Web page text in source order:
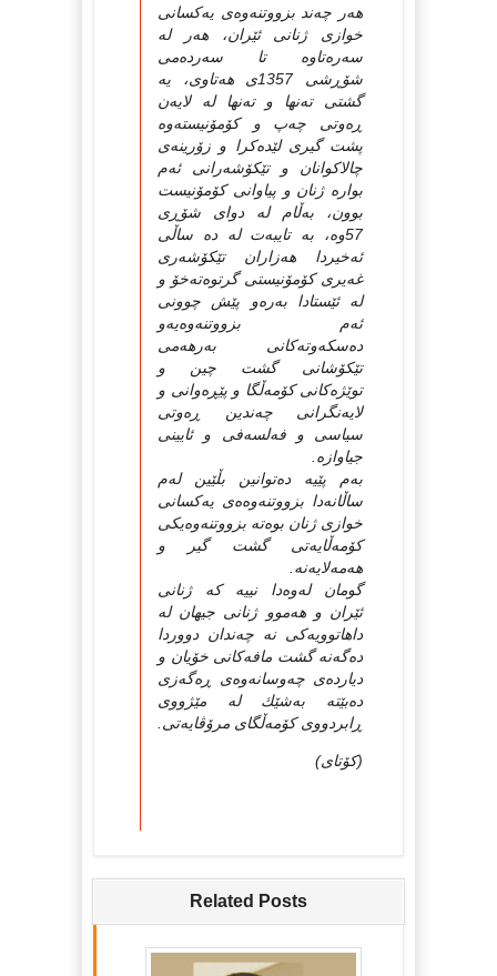
هه‌ر چه‌ند بزووتنه‌وه‌ی یه‌كسانی
خوازی ژنانی ئێران، هه‌ر له‌
سه‌ره‌تاوه‌ تا سه‌رده‌می
شۆڕشی 1357ی هه‌تاوی، یه‌
گشتی ته‌نها و ته‌نها له‌ لایه‌ن
ڕه‌وتی چه‌پ و كۆمۆنیسته‌وه‌
پشت گیری لێده‌كرا و زۆرینه‌ی
چالاكوانان و تێكۆشه‌رانی ئه‌م
بواره‌ ژنان و پیاوانی كۆمۆنیست
بوون، به‌ڵام له‌ دوای شۆڕی
57وه‌، به‌ تایبه‌ت له‌ ده‌ ساڵی
ئه‌خیردا هه‌زاران تێكۆشه‌ری
غه‌یری كۆمۆنیستی گرتوه‌ته‌خۆ و
له‌ ئێستادا به‌ره‌و پێش چوونی
ئه‌م بزووتنه‌وه‌یه‌و
ده‌سكه‌وته‌كانی به‌رهه‌می
تێكۆشانی گشت چین و
توێژه‌كانی كۆمه‌ڵگا و پێڕه‌وانی و
لایه‌نگرانی چه‌ندین ڕه‌وتی
سیاسی و فه‌لسه‌فی و ئایینی
جیاوازه‌.
به‌م پێیه‌ ده‌توانین بڵێین له‌م
ساڵانه‌دا بزووتنه‌وه‌ه‌ی یه‌كسانی
خوازی ژنان بوه‌ته‌ بزووتنه‌وه‌یكی
كۆمه‌ڵایه‌تی گشت گیر و
هه‌مه‌لایه‌نه‌.
گومان له‌وه‌دا نییه‌ كه‌ ژنانی
ئێران و هه‌موو ژنانی جیهان له‌
داهاتوویه‌كی نه‌ چه‌ندان دووردا
ده‌گه‌نه‌ گشت مافه‌كانی خۆیان و
دیارده‌ی چه‌وسانه‌وه‌ی ڕه‌گه‌زی
ده‌بێته‌ به‌شێك له‌ مێژووی
ڕابردووی كۆمه‌ڵگای مرۆڤایه‌تی.
(كۆتای)
Related Posts